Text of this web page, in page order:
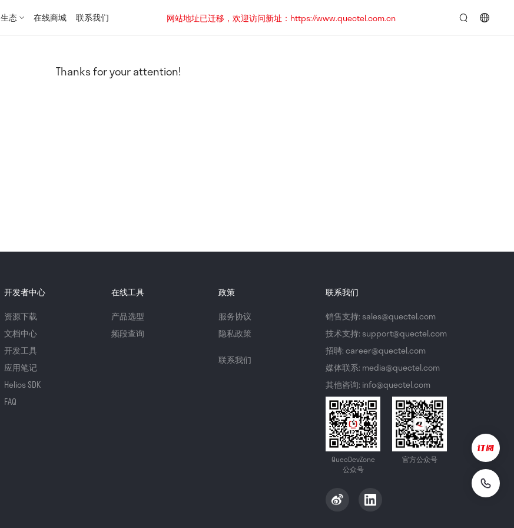
生态 在线商城 联系我们
网站地址已迁移，欢迎访问新址：https://www.quectel.com.cn
Thanks for your attention!
开发者中心
资源下载
文档中心
开发工具
应用笔记
Helios SDK
FAQ
在线工具
产品选型
频段查询
政策
服务协议
隐私政策
联系我们
联系我们
销售支持: sales@quectel.com
技术支持: support@quectel.com
招聘: career@quectel.com
媒体联系: media@quectel.com
其他咨询: info@quectel.com
QuecDevZone
公众号
官方公众号